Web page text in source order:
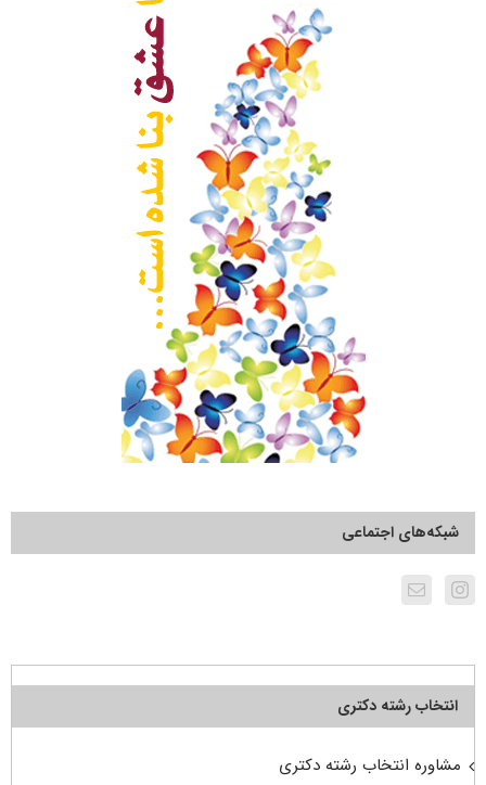
شبکه‌های اجتماعی
انتخاب رشته دکتری
مشاوره انتخاب رشته دکتری